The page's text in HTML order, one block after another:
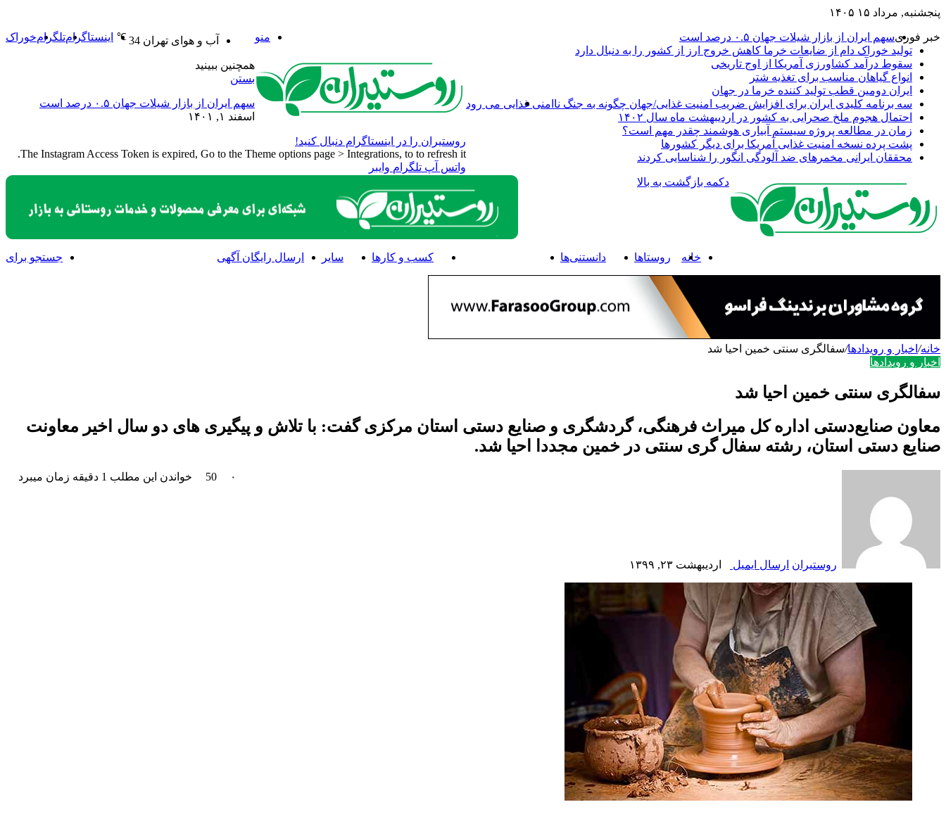
پنجشنبه, مرداد ۱۵ ۱۴۰۵
خبر فوریسهم ایران از بازار شیلات جهان ۰.۵ درصد است
تولید خوراک دام از ضایعات خرما کاهش خروج ارز از کشور را به دنبال دارد
سقوط درآمد کشاورزی آمریکا از اوج تاریخی
انواع گیاهان مناسب برای تغذیه شتر
ایران دومین قطب تولید کننده خرما در جهان
سه برنامه کلیدی ایران برای افزایش ضریب امنیت غذایی/جهان چگونه به جنگ ناامنی غذایی می رود
احتمال هجوم ملخ صحرایی به کشور در اردیبهشت ماه سال ۱۴۰۲
زمان در مطالعه پروژه سیستم آبیاری هوشمند چقدر مهم است؟
پشت پرده نسخه امنیت غذایی آمریکا برای دیگر کشورها
محققان ایرانی مخمرهای ضد آلودگی انگور را شناسایی کردند
خوراکتلگراماینستاگرام آب و هوای تهران 34
℃ منو
خانه روستاها دانستنی‌ها کسب و کارها سایر ارسال رایگان آگهی جستجو برای
خانه/ اخبار و رویدادها/سفالگری سنتی خمین احیا شد
اخبار و رویدادها
سفالگری سنتی خمین احیا شد
معاون صنایع‌دستی اداره کل میراث فرهنگی، گردشگری و صنایع دستی استان مرکزی گفت: با تلاش و پیگیری های دو سال اخیر معاونت
صنایع دستی استان، رشته سفال گری سنتی در خمین مجددا احیا شد.
روستیران ارسال ایمیل اردیبهشت ۲۳, ۱۳۹۹
۰ خواندن این مطلب 1 دقیقه زمان میبرد
همچنین ببینید
بستن
سهم ایران از بازار شیلات جهان ۰.۵ درصد است
اسفند ۱, ۱۴۰۱
روستیران را در اینستاگرام دنبال کنید!
The Instagram Access Token is expired, Go to the Theme options page > Integrations, to to refresh it.
واتس آپ تلگرام وایبر
دکمه بازگشت به بالا